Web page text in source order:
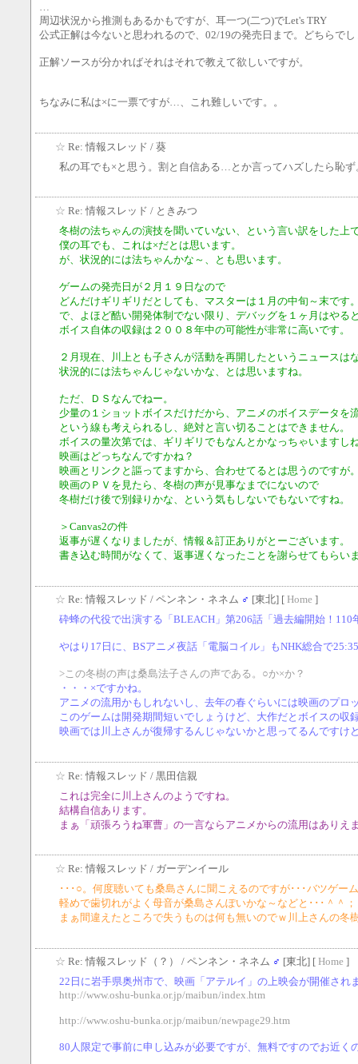
…
周辺状況から推測もあるかもですが、耳一つ(二つ)でLet's TRY
公式正解は今ないと思われるので、02/19の発売日まで。どちらで
正解ソースが分かればそれはそれで教えて欲しいですが。
ちなみに私は×に一票ですが…、これ難しいです。。
☆ Re: 情報スレッド / 葵
私の耳でも×と思う。割と自信ある…とか言ってハズしたら恥ず
☆ Re: 情報スレッド / ときみつ
冬樹の法ちゃんの演技を聞いていない、という言い訳をした上
僕の耳でも、これは×だとは思います。
が、状況的には法ちゃんかな～、とも思います。
ゲームの発売日が２月１９日なので
どんだけギリギリだとしても、マスターは１月の中旬～末です
で、よほど酷い開発体制でない限り、デバッグを１ヶ月はやる
ボイス自体の収録は２００８年中の可能性が非常に高いです。
２月現在、川上とも子さんが活動を再開したというニュースは
状況的には法ちゃんじゃないかな、とは思いますね。
ただ、ＤＳなんでねー。
少量の１ショットボイスだけだから、アニメのボイスデータを
という線も考えられるし、絶対と言い切ることはできません。
ボイスの量次第では、ギリギリでもなんとかなっちゃいますし
映画はどっちなんですかね？
映画とリンクと謳ってますから、合わせてるとは思うのですが
映画のＰＶを見たら、冬樹の声が見事なまでにないので
冬樹だけ後で別録りかな、という気もしないでもないですね。
＞Canvas2の件
返事が遅くなりましたが、情報＆訂正ありがとーございます。
書き込む時間がなくて、返事遅くなったことを謝らせてもらい
☆ Re: 情報スレッド / ペンネン・ネネム ♂ [東北] [ Home ]
砕蜂の代役で出演する「BLEACH」第206話「過去編開始！
やはり17日に、BSアニメ夜話「電脳コイル」もNHK総合で
>この冬樹の声は桑島法子さんの声である。○か×か？
・・・×ですかね。
アニメの流用かもしれないし、去年の春ぐらいには映画のプ
このゲームは開発期間短いでしょうけど、大作だとボイスの
映画では川上さんが復帰するんじゃないかと思ってるんですけ
☆ Re: 情報スレッド / 黒田信親
これは完全に川上さんのようですね。
結構自信あります。
まぁ「頑張ろうね軍曹」の一言ならアニメからの流用はありえ
☆ Re: 情報スレッド / ガーデンイール
･･･○。何度聴いても桑島さんに聞こえるのですが･･･バツゲー
軽めで歯切れがよく母音が桑島さんぽいかな～などと･･･＾＾；
まぁ間違えたところで失うものは何も無いのでｗ川上さんの
☆ Re: 情報スレッド（？） / ペンネン・ネネム ♂ [東北] [ Home ]
22日に岩手県奥州市で、映画「アテルイ」の上映会が開催され
http://www.oshu-bunka.or.jp/maibun/index.htm
http://www.oshu-bunka.or.jp/maibun/newpage29.htm
80人限定で事前に申し込みが必要ですが、無料ですのでお近く